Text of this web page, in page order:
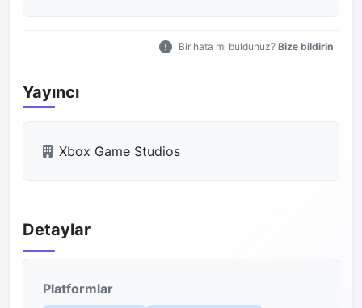
Bir hata mı buldunuz? Bize bildirin
Yayıncı
Xbox Game Studios
Detaylar
Platformlar